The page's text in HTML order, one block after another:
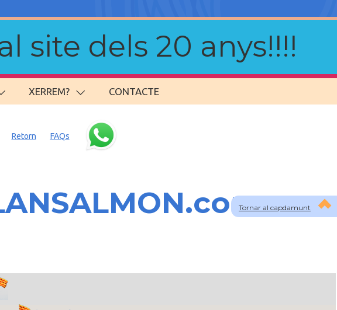
site dels 20 anys!!!!
XERREM? CONTACTE
Tornar al capdamunt
Retorn FAQs